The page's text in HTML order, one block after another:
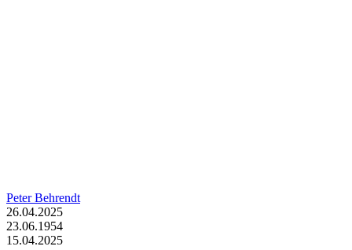
Peter Behrendt
26.04.2025
23.06.1954
15.04.2025